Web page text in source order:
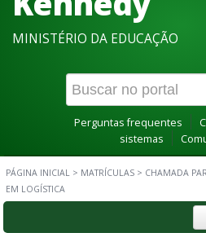
MINISTÉRIO DA EDUCAÇÃO
Perguntas frequentes
sistemas
PÁGINA INICIAL > MATRÍCULAS > CHAMADA
EM LOGÍSTICA